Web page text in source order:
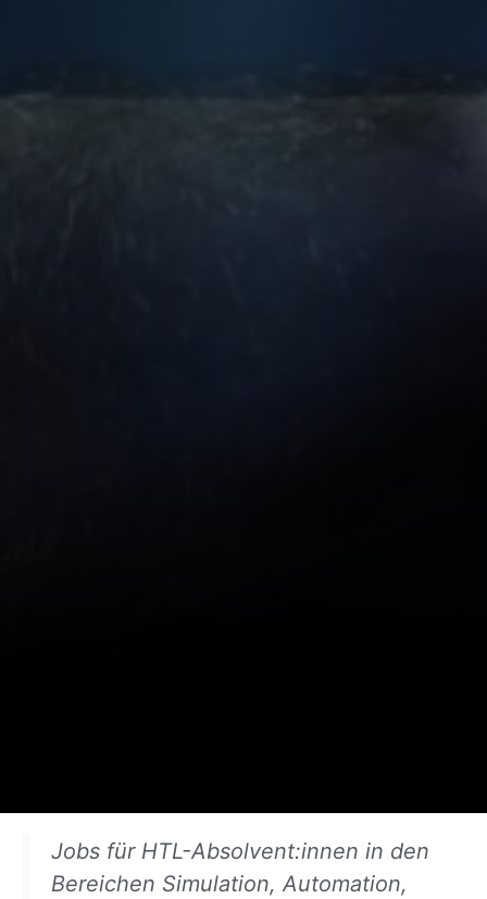
Jobs für HTL-Absolvent:innen in den
Bereichen Simulation, Automation,